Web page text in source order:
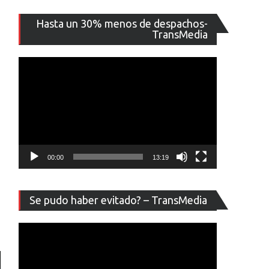
Hasta un 30% menos de despachos-
TransMedia
de
vídeo
00:00 13:19
Se pudo haber evitado? – TransMedia
de
vídeo